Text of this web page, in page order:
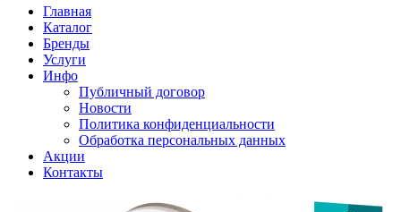
Главная
Каталог
Бренды
Услуги
Инфо
Публичный договор
Новости
Политика конфиденциальности
Обработка персональных данных
Акции
Контакты